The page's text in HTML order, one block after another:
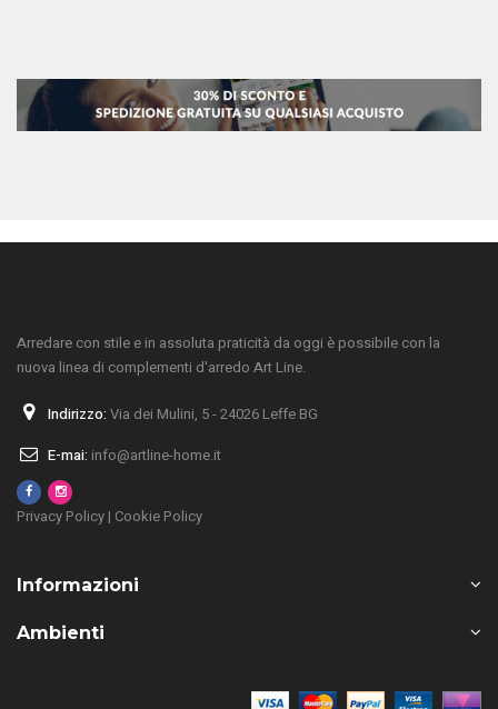
Arredare con stile e in assoluta praticità da oggi è possibile con la
nuova linea di complementi d'arredo Art Line.
Indirizzo: Via dei Mulini, 5 - 24026 Leffe BG
E-mai: info@artline-home.it
Privacy Policy | Cookie Policy
Informazioni
Ambienti